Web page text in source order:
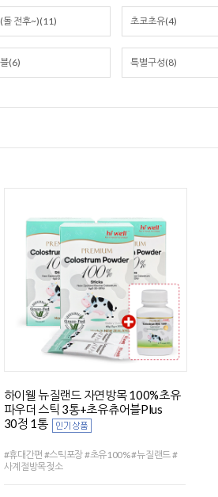
돌 전후~)(11) 초코초유(4)
(6) 특별구성(8)
하이웰 뉴질랜드 자연방목 100%초유
파우더 스틱 3통+초유츄어블Plus
30정 1통
#휴대간편 #스틱포장 #초유100% #뉴질랜드 #
사계절방목젖소